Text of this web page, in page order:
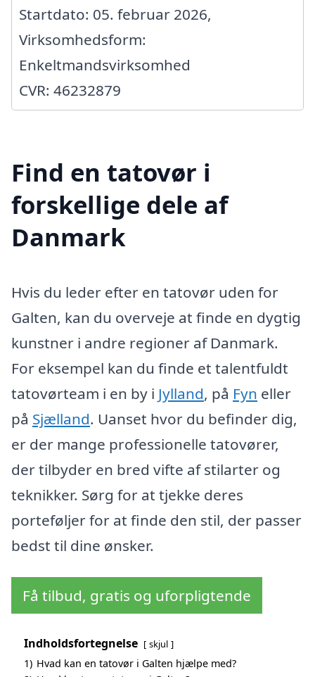
Startdato: 05. februar 2026,
Virksomhedsform:
Enkeltmandsvirksomhed
CVR: 46232879
Find en tatovør i
forskellige dele af
Danmark
Hvis du leder efter en tatovør uden for
Galten, kan du overveje at finde en dygtig
kunstner i andre regioner af Danmark.
For eksempel kan du finde et talentfuldt
tatovørteam i en by i Jylland, på Fyn eller
på Sjælland. Uanset hvor du befinder dig,
er der mange professionelle tatovører,
der tilbyder en bred vifte af stilarter og
teknikker. Sørg for at tjekke deres
porteføljer for at finde den stil, der passer
bedst til dine ønsker.
Få tilbud, gratis og uforpligtende
Indholdsfortegnelse skjul
1) Hvad kan en tatovør i Galten hjælpe med?